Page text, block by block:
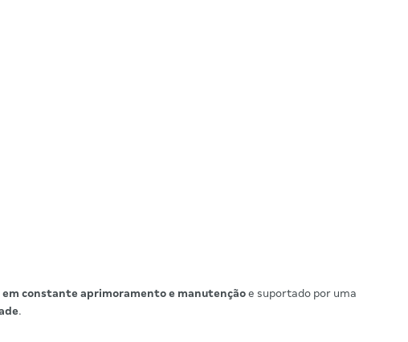
em constante aprimoramento e manutenção e suportado por uma
.